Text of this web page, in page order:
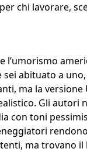
chi lavorare,
l’umorismo
sei abituato a
ma la
Gli autori
con toni
ma trovano il